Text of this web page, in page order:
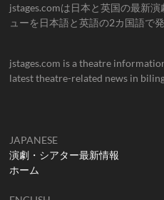
jstages.comは日本と英国の最新
ューを日本語と英語の2カ国語で
jstages.com is a theatre
latest theatre-related news in
JAPANESE
演劇・シアター最新情報
ホーム